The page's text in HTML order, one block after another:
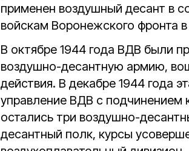
применен воздушный десант в
войскам Воронежского фронта
В октябре 1944 года ВДВ были
воздушно-десантную армию,
действия. В декабре 1944 года
управление ВДВ с
остались три воздушно-
десантный полк, курсы